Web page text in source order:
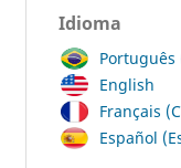
Idioma
Português
English
Français
Español